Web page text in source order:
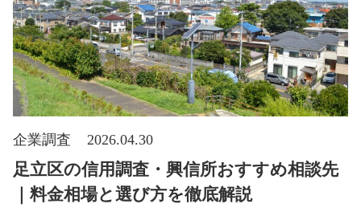
企業調査 2026.04.30
足立区の信用調査・興信所おすすめ相談先
｜料金相場と選び方を徹底解説